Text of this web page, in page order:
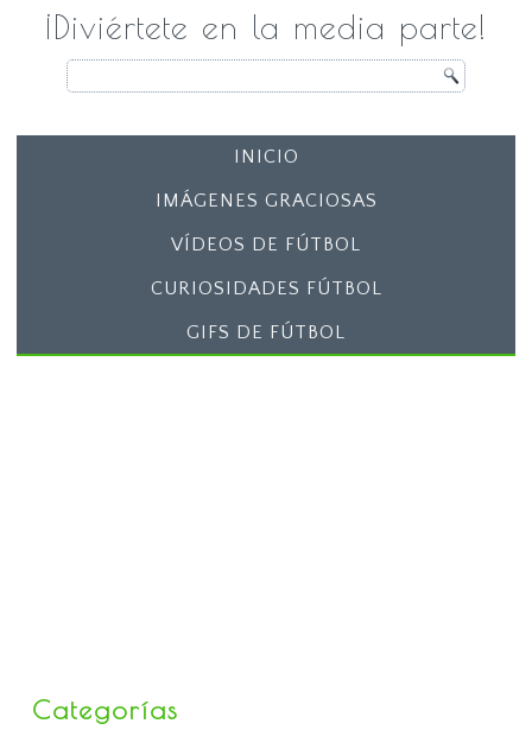
¡Diviértete en la media parte!
INICIO
IMÁGENES GRACIOSAS
VÍDEOS DE FÚTBOL
CURIOSIDADES FÚTBOL
GIFS DE FÚTBOL
Categorías